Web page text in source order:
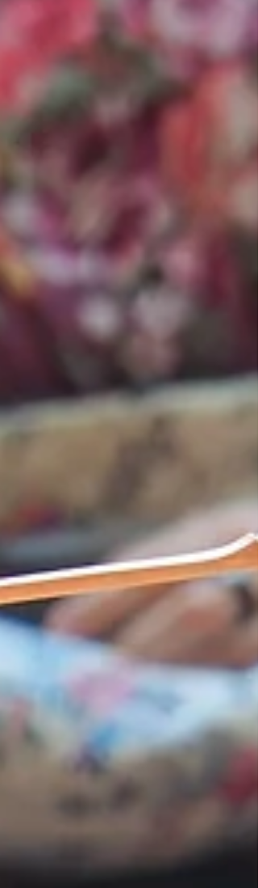
school became officially registered as an
Omotesenke Gakkō Sadō (School Tea Program)
institution. Since then, tea ceremony experiences
have been held an